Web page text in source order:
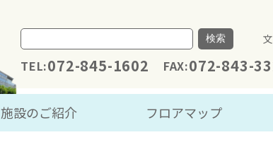
検索
TEL:072-845-1602 FAX:072-843-
施設のご紹介 フロアマップ